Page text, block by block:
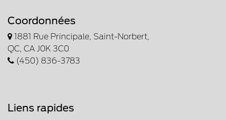
Coordonnées
1881 Rue Principale, Saint-Norbert,
QC, CA J0K 3C0
(450) 836-3783
Liens rapides